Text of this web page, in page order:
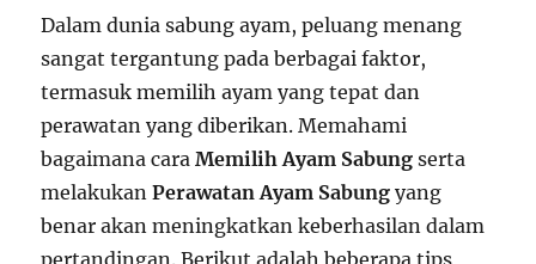
Dalam dunia sabung ayam, peluang menang
sangat tergantung pada berbagai faktor,
termasuk memilih ayam yang tepat dan
perawatan yang diberikan. Memahami
bagaimana caraMemilih Ayam Sabung serta
melakukanPerawatan Ayam Sabung yang
benar akan meningkatkan keberhasilan dalam
pertandingan. Berikut adalah beberapa tips